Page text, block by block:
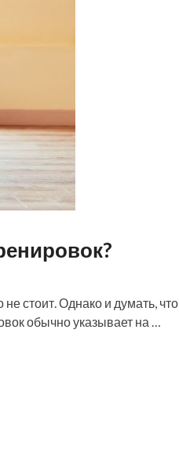
стоит. Однако и думать, что
обычно указывает на …